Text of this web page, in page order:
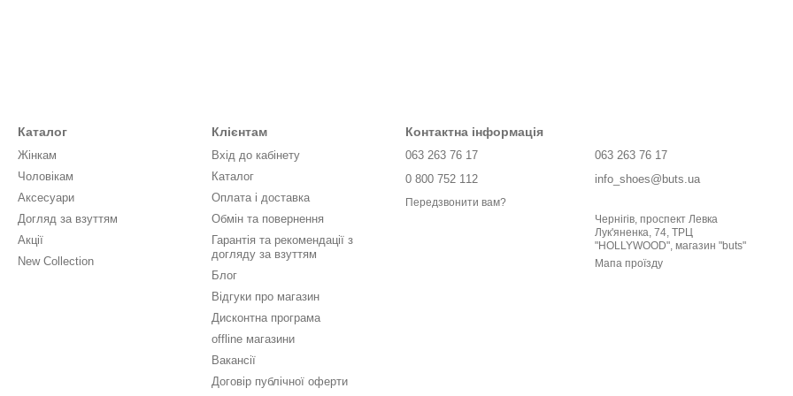
Каталог
Жінкам
Чоловікам
Аксесуари
Догляд за взуттям
Акції
New Collection
Клієнтам
Вхід до кабінету
Каталог
Оплата і доставка
Обмін та повернення
Гарантія та рекомендації з
догляду за взуттям
Блог
Відгуки про магазин
Дисконтна програма
offline магазини
Вакансії
Договір публічної оферти
Контактна інформація
063 263 76 17
0 800 752 112
Передзвонити вам?
063 263 76 17
info_shoes@buts.ua
Чернігів, проспект Левка
Лук'яненка, 74, ТРЦ
"HOLLYWOOD", магазин "buts"
Мапа проїзду